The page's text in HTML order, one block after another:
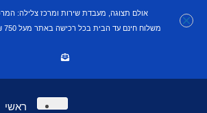
אולם תצוגה, מעבדת שירות ומרכז צלילה: המרכבה 19 חולון
משלוח חינם עד הבית בכל רכישה באתר מעל 750 ₪ (פרט למיכלים)
ראשי